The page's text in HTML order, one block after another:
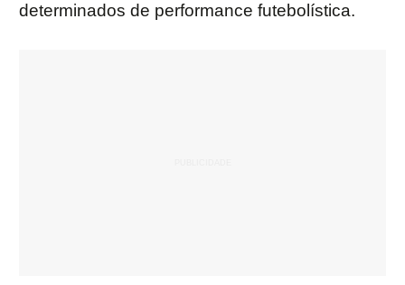
determinados de performance futebolística.